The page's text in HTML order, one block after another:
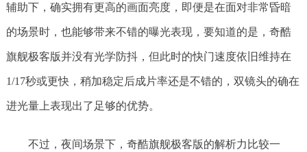
辅助下，确实拥有更高的画面亮度，即便是在面对非常昏暗
的场景时，也能够带来不错的曝光表现，要知道的是，奇酷
旗舰极客版并没有光学防抖，但此时的快门速度依旧维持在
1/17秒或更快，稍加稳定后成片率还是不错的，双镜头的确在
进光量上表现出了足够的优势。
不过，夜间场景下，奇酷旗舰极客版的解析力比较一